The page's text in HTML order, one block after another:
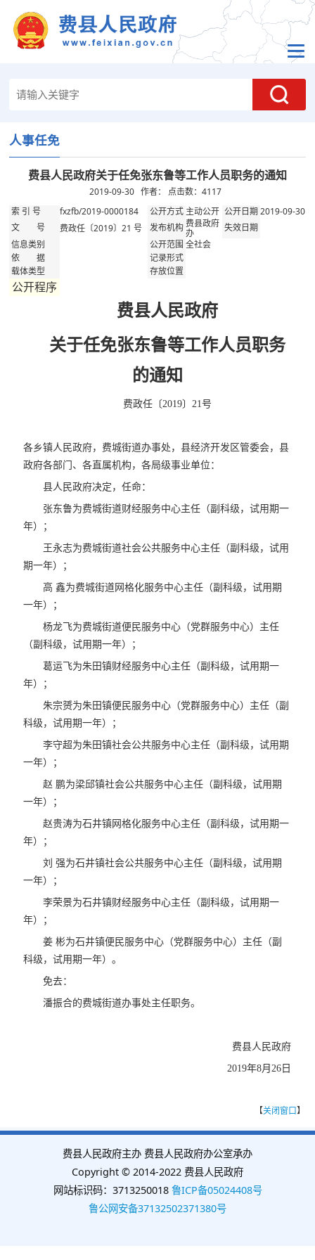
人事任免
费县人民政府关于任免张东鲁等工作人员职务的通知
2019-09-30 作者： 点击数： 4117
索 引 号 fxzfb/2019-0000184 公开方式 主动公开 公开日期2019-09-30
文 号 费政任〔2019〕21 号 发布机构费县政府
办
失效日期
信息类别
公开范围全社会
依 据
记录形式
载体类型
存放位置
公开程序
费县人民政府
关于任免张东鲁等工作人员职务
的通知
费政任〔2019〕21号
各乡镇人民政府，费城街道办事处，县经济开发区管委会，县
政府各部门、各直属机构，各局级事业单位：
县人民政府决定，任命：
张东鲁为费城街道财经服务中心主任（副科级，试用期一
年）；
王永志为费城街道社会公共服务中心主任（副科级，试用
期一年）；
高 鑫为费城街道网格化服务中心主任（副科级，试用期
一年）；
杨龙飞为费城街道便民服务中心（党群服务中心）主任
（副科级，试用期一年）；
葛运飞为朱田镇财经服务中心主任（副科级，试用期一
年）；
朱宗赟为朱田镇便民服务中心（党群服务中心）主任（副
科级，试用期一年）；
李守超为朱田镇社会公共服务中心主任（副科级，试用期
一年）；
赵 鹏为梁邱镇社会公共服务中心主任（副科级，试用期
一年）；
赵贵涛为石井镇网格化服务中心主任（副科级，试用期一
年）；
刘 强为石井镇社会公共服务中心主任（副科级，试用期
一年）；
李荣景为石井镇财经服务中心主任（副科级，试用期一
年）；
姜 彬为石井镇便民服务中心（党群服务中心）主任（副
科级，试用期一年）。
免去：
潘振合的费城街道办事处主任职务。
费县人民政府
2019年8月26日
【关闭窗口】
费县人民政府主办 费县人民政府办公室承办
Copyright © 2014-2022 费县人民政府
网站标识码：3713250018 鲁ICP备05024408号
鲁公网安备37132502371380号